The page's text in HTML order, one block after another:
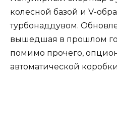
колесной базой и V-
турбонаддувом.
вышедшая в прошлом
помимо прочего,
автоматической